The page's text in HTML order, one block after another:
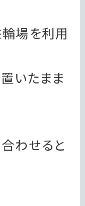
場を利用
いたまま
わせると